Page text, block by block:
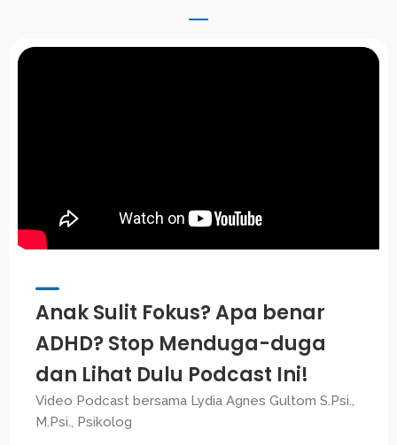
Anak Sulit Fokus? Apa benar
ADHD? Stop Menduga-duga
dan Lihat Dulu Podcast Ini!
Video Podcast bersama Lydia Agnes Gultom S.Psi.,
M.Psi., Psikolog